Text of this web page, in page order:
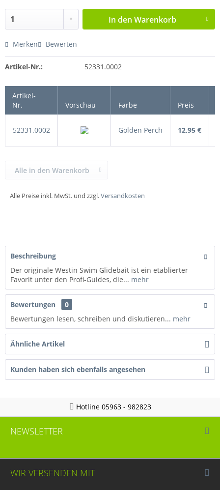
In den Warenkorb
Merken Bewerten
Artikel-Nr.: 52331.0002
Artikel-
Nr.
Vorschau Farbe Preis
52331.0002 Golden Perch 12,95 €
Alle Preise inkl. MwSt. und zzgl.Versandkosten
Alle in den Warenkorb
Beschreibung
Der originale Westin Swim Glidebait ist ein etablierter
Favorit unter den Profi-Guides, die... mehr
Bewertungen
0
Bewertungen lesen, schreiben und diskutieren... mehr
Ähnliche Artikel
Kunden haben sich ebenfalls angesehen
Hotline 05963 - 982823
NEWSLETTER
WIR VERSENDEN MIT